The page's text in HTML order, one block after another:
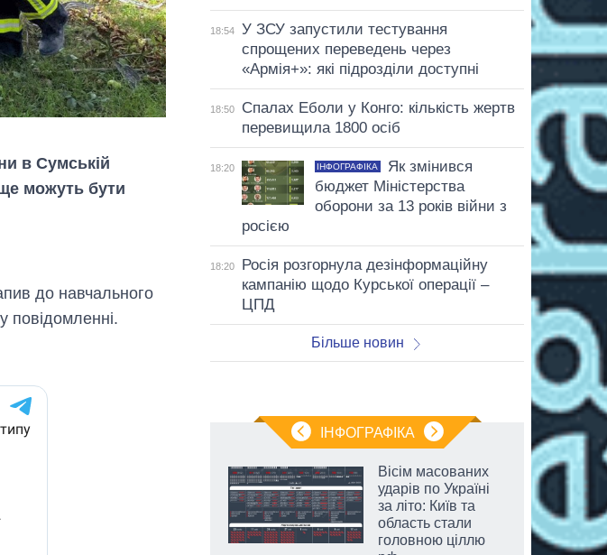
в Сумській
можуть бути
до навчального
повідомленні.
18:54
У ЗСУ запустили тестування
спрощених переведень через
«Армія+»: які підрозділи доступні
18:50
Спалах Еболи у Конго: кількість жертв
перевищила 1800 осіб
18:20 ІНФОГРАФІКА
Як змінився
бюджет Міністерства
оборони за 13 років війни з
росією
18:20
Росія розгорнула дезінформаційну
кампанію щодо Курської операції –
ЦПД
Більше новин
ІНФОГРАФІКА
Вісім масованих
ударів по Україні
за літо: Київ та
область стали
головною ціллю